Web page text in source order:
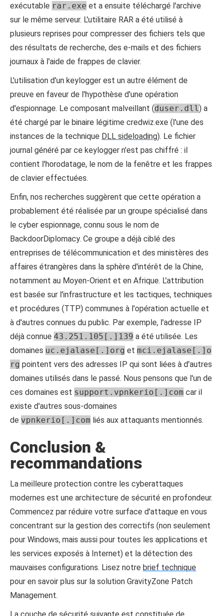
exécutable rar.exe et a ensuite téléchargé l'archive
sur le même serveur. L'utilitaire RAR a été utilisé à
plusieurs reprises pour compresser des fichiers tels que
des résultats de recherche, des e-mails et des fichiers
journaux à l'aide de frappes de clavier.
L'utilisation d'un keylogger est un autre élément de
preuve en faveur de l'hypothèse d'une opération
d'espionnage. Le composant malveillant (duser.dll) a
été chargé par le binaire légitime credwiz.exe (l'une des
instances de la technique DLL sideloading). Le fichier
journal généré par ce keylogger n'est pas chiffré : il
contient l'horodatage, le nom de la fenêtre et les frappes
de clavier effectuées.
Enfin, nos recherches suggèrent que cette opération a
probablement été réalisée par un groupe spécialisé dans
le cyber espionnage, connu sous le nom de
BackdoorDiplomacy. Ce groupe a déjà ciblé des
entreprises de télécommunication et des ministères des
affaires étrangères dans la sphère d'intérêt de la Chine,
notamment au Moyen-Orient et en Afrique. L'attribution
est basée sur l'infrastructure et les tactiques, techniques
et procédures (TTP) communes à l'opération actuelle et
à d'autres connues du public. Par exemple, l'adresse IP
déjà connue 43.251.105[.]139 a été utilisée. Les
domaines uc.ejalase[.]org et mci.ejalase[.]o
rg pointent vers des adresses IP qui sont liées à d'autres
domaines utilisés dans le passé. Nous pensons que l'un de
ces domaines est support.vpnkerio[.]com car il
existe d'autres sous-domaines
de vpnkerio[.]com liés aux attaquants mentionnés.
Conclusion &
recommandations
La meilleure protection contre les cyberattaques
modernes est une architecture de sécurité en profondeur.
Commencez par réduire votre surface d'attaque en vous
concentrant sur la gestion des correctifs (non seulement
pour Windows, mais aussi pour toutes les applications et
les services exposés à Internet) et la détection des
mauvaises configurations. Lisez notre brief technique
pour en savoir plus sur la solution GravityZone Patch
Management.